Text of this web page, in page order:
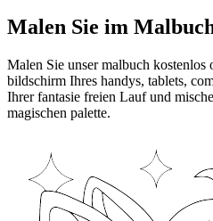
Malen Sie im
Malen Sie unser malbuch kostenlos
bildschirm Ihres handys, tablets,
Ihrer fantasie freien Lauf und
magischen palette.